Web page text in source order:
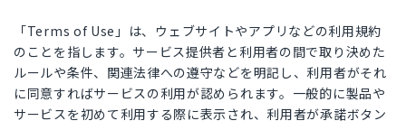
「Terms of Use」は、ウェブサイトやアプリなどの利用規約
のことを指します。サービス提供者と利用者の間で取り決めた
ルールや条件、関連法律への遵守などを明記し、利用者がそれ
に同意すればサービスの利用が認められます。一般的に製品や
サービスを初めて利用する際に表示され、利用者が承諾ボタン